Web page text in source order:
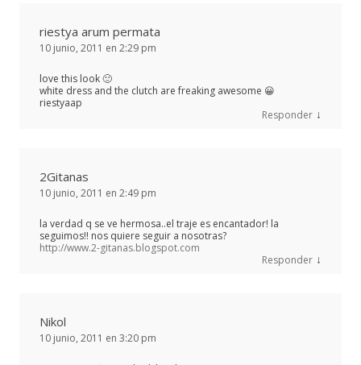
riestya arum permata
10 junio, 2011 en 2:29 pm
love this look 🙂
white dress and the clutch are freaking awesome 😀
riestyaap
Responder ↓
2Gitanas
10 junio, 2011 en 2:49 pm
la verdad q se ve hermosa..el traje es encantador! la
seguimos!! nos quiere seguir a nosotras?
http://www.2-gitanas.blogspot.com
Responder ↓
Nikol
10 junio, 2011 en 3:20 pm